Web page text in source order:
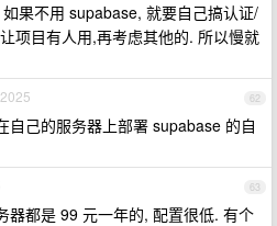
果不用 supabase, 就要自己搞认证/
项目有人用,再考虑其他的. 所以慢就
62
自己的服务器上部署 supabase 的自
63
器都是 99 元一年的, 配置很低. 有个